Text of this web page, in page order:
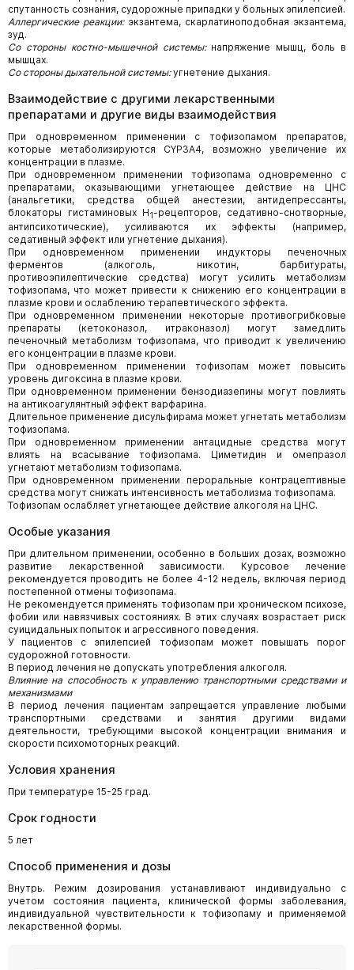
спутанность сознания, судорожные припадки у больных эпилепсией.
Аллергические реакции:экзантема, скарлатиноподобная экзантема,
зуд.
Со стороны костно-мышечной системы: напряжение мышц, боль в
мышцах.
Со стороны дыхательной системы:угнетение дыхания.
Взаимодействие с другими лекарственными
препаратами и другие виды взаимодействия
При одновременном применении с тофизопамом препаратов,
которые метаболизируются CYP3A4, возможно увеличение их
концентрации в плазме.
При одновременном применении тофизопама одновременно с
препаратами, оказывающими угнетающее действие на ЦНС
(анальгетики, средства общей анестезии, антидепрессанты,
блокаторы гистаминовых H1-рецепторов, седативно-снотворные,
антипсихотические), усиливаются их эффекты (например,
седативный эффект или угнетение дыхания).
При одновременном применении индукторы печеночных
ферментов (алкоголь, никотин, барбитураты,
противоэпилептические средства) могут усилить метаболизм
тофизопама, что может привести к снижению его концентрации в
плазме крови и ослаблению терапевтического эффекта.
При одновременном применении некоторые противогрибковые
препараты (кетоконазол, итраконазол) могут замедлить
печеночный метаболизм тофизопама, что приводит к увеличению
его концентрации в плазме крови.
При одновременном применении тофизопам может повысить
уровень дигоксина в плазме крови.
При одновременном применении бензодиазепины могут повлиять
на антикоагулянтный эффект варфарина.
Длительное применение дисульфирама может угнетать метаболизм
тофизопама.
При одновременном применении антацидные средства могут
влиять на всасывание тофизопама. Циметидин и омепразол
угнетают метаболизм тофизопама.
При одновременном применении пероральные контрацептивные
средства могут снижать интенсивность метаболизма тофизопама.
Тофизопам ослабляет угнетающее действие алкоголя на ЦНС.
Особые указания
При длительном применении, особенно в больших дозах, возможно
развитие лекарственной зависимости. Курсовое лечение
рекомендуется проводить не более 4-12 недель, включая период
постепенной отмены тофизопама.
Не рекомендуется применять тофизопам при хроническом психозе,
фобии или навязчивых состояниях. В этих случаях возрастает риск
суицидальных попыток и агрессивного поведения.
У пациентов с эпилепсией тофизопам может повышать порог
судорожной готовности.
В период лечения не допускать употребления алкоголя.
Влияние на способность к управлению транспортными средствами и
механизмами
В период лечения пациентам запрещается управление любыми
транспортными средствами и занятия другими видами
деятельности, требующими высокой концентрации внимания и
скорости психомоторных реакций.
Условия хранения
При температуре 15-25 град.
Срок годности
5 лет
Способ применения и дозы
Внутрь. Режим дозирования устанавливают индивидуально с
учетом состояния пациента, клинической формы заболевания,
индивидуальной чувствительности к тофизопаму и применяемой
лекарственной формы.